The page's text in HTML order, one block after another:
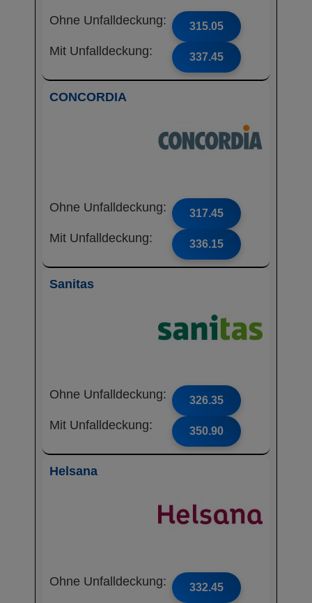
Ohne Unfalldeckung: 315.05
Mit Unfalldeckung: 337.45
CONCORDIA
Ohne Unfalldeckung: 317.45
Mit Unfalldeckung: 336.15
Sanitas
Ohne Unfalldeckung: 326.35
Mit Unfalldeckung: 350.90
Helsana
Ohne Unfalldeckung: 332.45